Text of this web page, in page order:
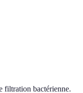
filtration bactérienne.